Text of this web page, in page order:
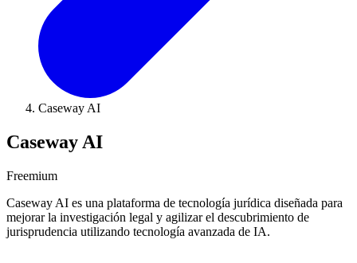
Caseway AI
Caseway AI
Freemium
Caseway AI es una plataforma de tecnología jurídica diseñada para
mejorar la investigación legal y agilizar el descubrimiento de
jurisprudencia utilizando tecnología avanzada de IA.